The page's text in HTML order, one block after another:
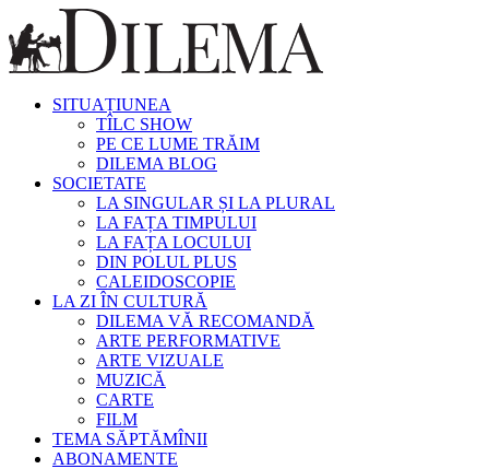
SITUAȚIUNEA
TÎLC SHOW
PE CE LUME TRĂIM
DILEMA BLOG
SOCIETATE
LA SINGULAR ȘI LA PLURAL
LA FAȚA TIMPULUI
LA FAȚA LOCULUI
DIN POLUL PLUS
CALEIDOSCOPIE
LA ZI ÎN CULTURĂ
DILEMA VĂ RECOMANDĂ
ARTE PERFORMATIVE
ARTE VIZUALE
MUZICĂ
CARTE
FILM
TEMA SĂPTĂMÎNII
ABONAMENTE